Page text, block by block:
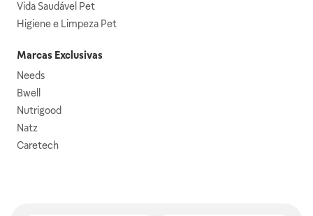
Vida Saudável Pet
Higiene e Limpeza Pet
Marcas Exclusivas
Needs
Bwell
Nutrigood
Natz
Caretech